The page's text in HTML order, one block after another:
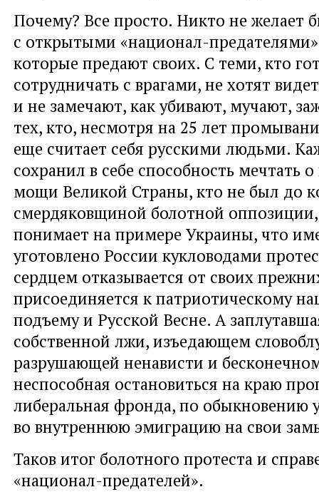
Почему? Все просто. Никто не желает
с открытыми «национал-
которые предают своих. С теми, кто
сотрудничать с врагами, не хотят
и не замечают, как убивают, мучают,
тех, кто, несмотря на 25 лет
еще считает себя русскими людьми.
сохранил в себе способность мечтать
мощи Великой Страны, кто не был до
смердяковщиной болотной
понимает на примере Украины, что
уготовлено России кукловодами
сердцем отказывается от своих
присоединяется к патриотическому
подъему и Русской Весне. А
собственной лжи, изъедающем
разрушающей ненависти и
неспособная остановиться на краю
либеральная фронда, по обыкновению
во внутреннюю эмиграцию на свои
Таков итог болотного протеста и
«национал-предателей».